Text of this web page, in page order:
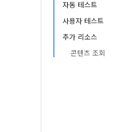
자동 테스트
사용자 테스트
추가 리소스
콘텐츠 조회